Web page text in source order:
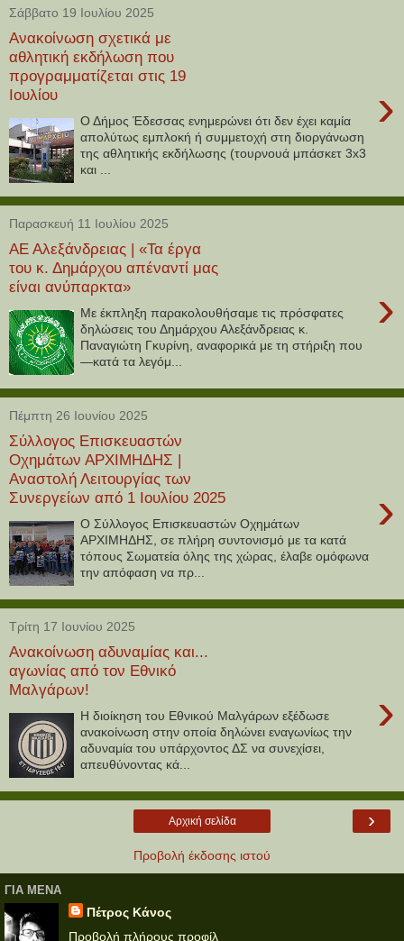
Σάββατο 19 Ιουλίου 2025
Ανακοίνωση σχετικά με
αθλητική εκδήλωση που
προγραμματίζεται στις 19
Ιουλίου
›
Ο Δήμος Έδεσσας ενημερώνει ότι δεν έχει καμία
απολύτως εμπλοκή ή συμμετοχή στη διοργάνωση
της αθλητικής εκδήλωσης (τουρνουά μπάσκετ 3x3
και ...
Παρασκευή 11 Ιουλίου 2025
ΑΕ Αλεξάνδρειας | «Τα έργα
του κ. Δημάρχου απέναντί μας
είναι ανύπαρκτα»
›
Με έκπληξη παρακολουθήσαμε τις πρόσφατες
δηλώσεις του Δημάρχου Αλεξάνδρειας κ.
Παναγιώτη Γκυρίνη, αναφορικά με τη στήριξη που
—κατά τα λεγόμ...
Πέμπτη 26 Ιουνίου 2025
Σύλλογος Επισκευαστών
Οχημάτων ΑΡΧΙΜΗΔΗΣ |
Αναστολή Λειτουργίας των
Συνεργείων από 1 Ιουλίου 2025
›
Ο Σύλλογος Επισκευαστών Οχημάτων
ΑΡΧΙΜΗΔΗΣ, σε πλήρη συντονισμό με τα κατά
τόπους Σωματεία όλης της χώρας, έλαβε ομόφωνα
την απόφαση να πρ...
Τρίτη 17 Ιουνίου 2025
Ανακοίνωση αδυναμίας και...
αγωνίας από τον Εθνικό
Μαλγάρων!
›
Η διοίκηση του Εθνικού Μαλγάρων εξέδωσε
ανακοίνωση στην οποία δηλώνει εναγωνίως την
αδυναμία του υπάρχοντος ΔΣ να συνεχίσει,
απευθύνοντας κά...
›
Αρχική σελίδα
Προβολή έκδοσης ιστού
ΓΙΑ ΜΕΝΑ
Πέτρος Κάνος
Προβολή πλήρους προφίλ